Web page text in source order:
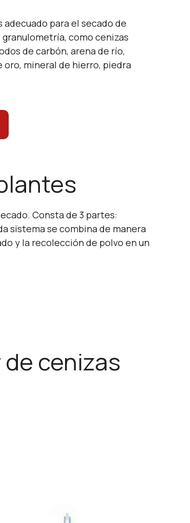
para el secado de
como cenizas
de carbón, arena de río,
mineral de hierro, piedra
Consta de 3 partes:
sistema se combina de manera
y la recolección de polvo en un
cenizas